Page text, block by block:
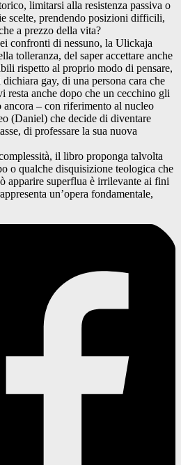
limitarsi alla resistenza passiva o
scelte, prendendo posizioni difficili,
a prezzo della vita?
confronti di nessuno, la Ulickaja
tolleranza, del saper accettare anche
rispetto al proprio modo di pensare,
gay, di una persona cara che
resta anche dopo che un cecchino gli
– con riferimento al nucleo
(Daniel) che decide di diventare
di professare la sua nuova
il libro proponga talvolta
o qualche disquisizione teologica che
apparire superflua è irrilevante ai fini
un’opera fondamentale,